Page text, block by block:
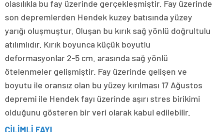
olasılıkla bu fay üzerinde gerçekleşmiştir. Fay üzerinde
son depremlerden Hendek kuzey batısında yüzey
yarığı oluşmuştur. Oluşan bu kırık sağ yönlü doğrultulu
atılımlıdır. Kırık boyunca küçük boyutlu
deformasyonlar 2-5 cm. arasında sağ yönlü
ötelenmeler gelişmiştir. Fay üzerinde gelişen ve
boyutu ile oransız olan bu yüzey kırılması 17 Ağustos
depremi ile Hendek fayı üzerinde aşırı stres birikimi
olduğunu gösteren bir veri olarak kabul edilebilir.
ÇİLİMLİ FAYI